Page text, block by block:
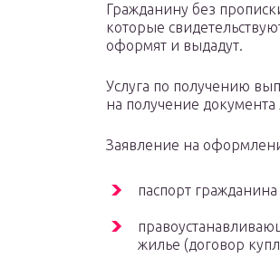
Гражданину без
которые
оформят и выдадут.
Услуга по получению
на получение
Заявление на
паспорт
жилье (договор